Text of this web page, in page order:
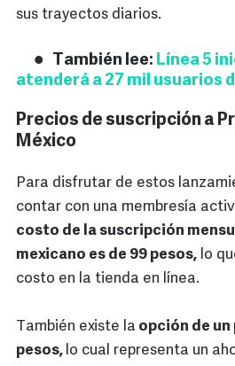
sus trayectos diarios.
También lee: Línea 5
atenderá a 27 mil usuarios
Precios de suscripción a
México
Para disfrutar de estos
contar con una membresía
costo de la suscripción
mexicano es de 99 pesos, lo
costo en la tienda en línea.
También existe la opción de un
pesos, lo cual representa un